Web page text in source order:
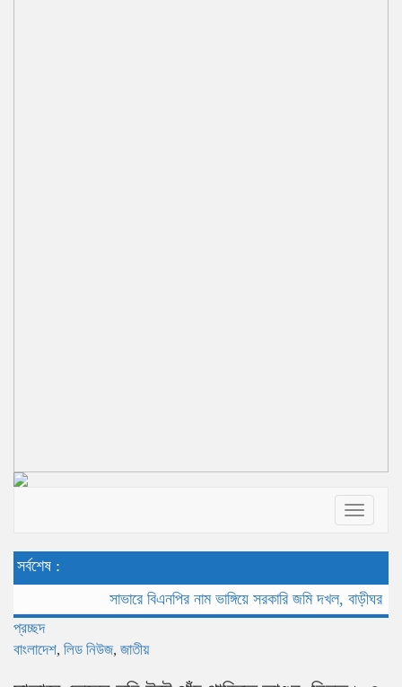
Toggle
সর্বশেষ :
সাভারে বিএনপির নাম ভাঙ্গিয়ে সরকারি জমি দখল, বাড়ীঘর ভাংচুর
প্রচ্ছদ
বাংলাদেশ, লিড নিউজ, জাতীয়